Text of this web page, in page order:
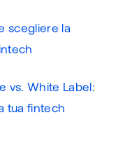
scegliere la
vs. White Label:
tua fintech